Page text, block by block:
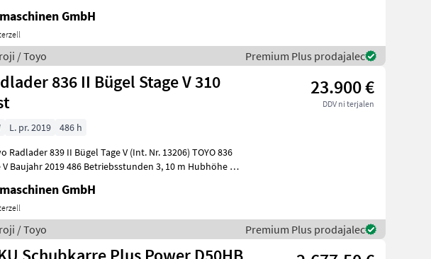
GmbH
/ Toyo Premium Plus prodajalec
836 II Bügel Stage V 310
23.900 €
DDV ni terjalen
L. pr. 2019
486 h
2019 486 Betriebsstunden 3, 10 m Hubhöhe /
GmbH
/ Toyo Premium Plus prodajalec